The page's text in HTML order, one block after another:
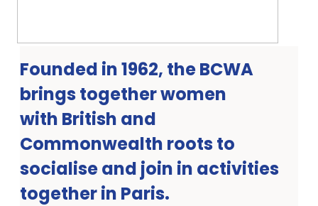
Founded in 1962, the BCWA
brings together women
with British and
Commonwealth roots to
socialise and join in activities
together in Paris.